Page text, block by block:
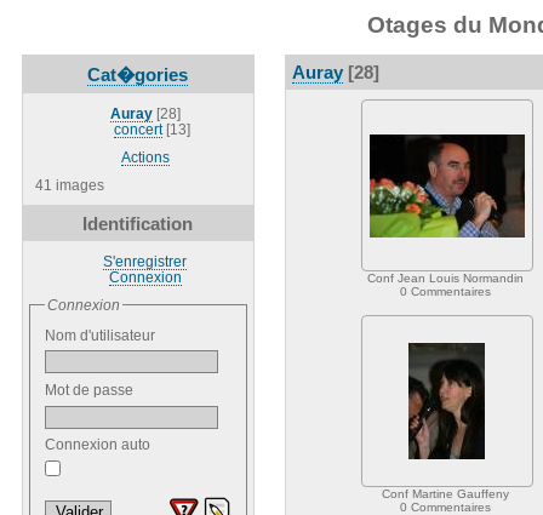
Otages du
Cat�gories
Auray [28]
concert [13]
Actions
41 images
Identification
S'enregistrer
Connexion
Connexion
Nom d'utilisateur
Mot de passe
Connexion auto
Auray [28]
Conf Jean Louis Normandin
0 Commentaires
Conf Martine Gauffeny
0 Commentaires